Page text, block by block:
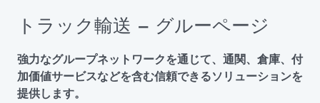
トラック輸送 – グルーページ
強力なグループネットワークを通じて、通関、倉庫、付
加価値サービスなどを含む信頼できるソリューションを
提供します。